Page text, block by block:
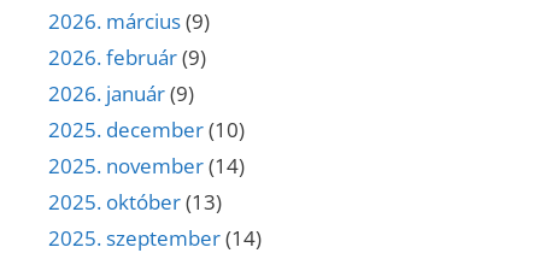
2026. március(9)
2026. február(9)
2026. január(9)
2025. december(10)
2025. november(14)
2025. október(13)
2025. szeptember(14)